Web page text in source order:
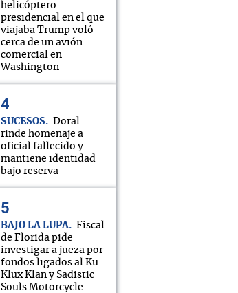
helicóptero
presidencial en el que
viajaba Trump voló
cerca de un avión
comercial en
Washington
SUCESOS
Doral
rinde homenaje a
oficial fallecido y
mantiene identidad
bajo reserva
BAJO LA LUPA
Fiscal
de Florida pide
investigar a jueza por
fondos ligados al Ku
Klux Klan y Sadistic
Souls Motorcycle